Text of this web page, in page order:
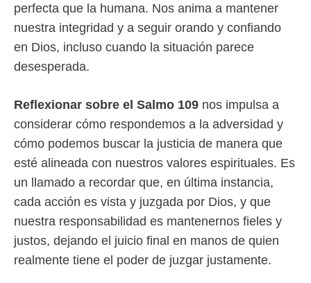
perfecta que la humana. Nos anima a mantener
nuestra integridad y a seguir orando y confiando
en Dios, incluso cuando la situación parece
desesperada.
Reflexionar sobre el Salmo 109 nos impulsa a
considerar cómo respondemos a la adversidad y
cómo podemos buscar la justicia de manera que
esté alineada con nuestros valores espirituales. Es
un llamado a recordar que, en última instancia,
cada acción es vista y juzgada por Dios, y que
nuestra responsabilidad es mantenernos fieles y
justos, dejando el juicio final en manos de quien
realmente tiene el poder de juzgar justamente.